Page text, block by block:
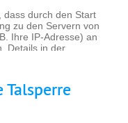
Talsperre